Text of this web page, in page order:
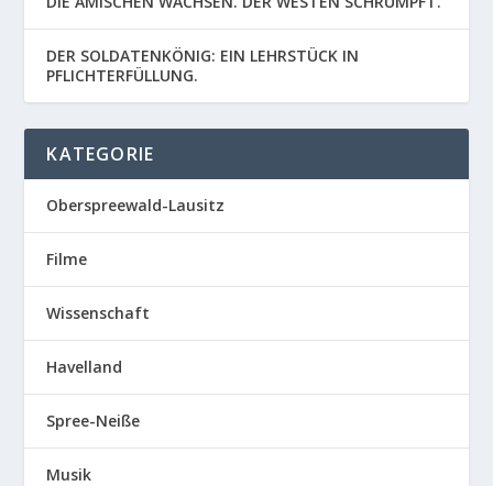
DER SOLDATENKÖNIG: EIN LEHRSTÜCK IN
PFLICHTERFÜLLUNG.
KATEGORIE
Oberspreewald-Lausitz
Filme
Wissenschaft
Havelland
Spree-Neiße
Musik